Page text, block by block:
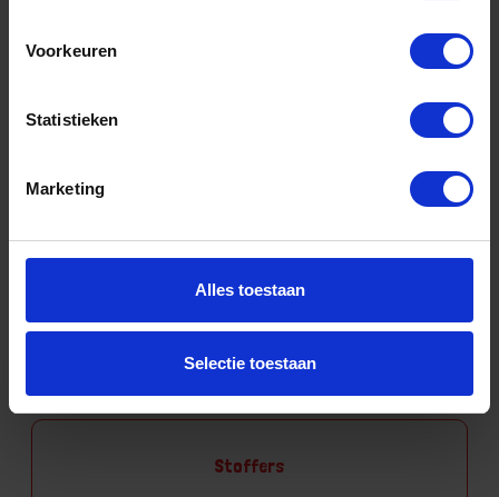
Voorkeuren
Statistieken
Marketing
Alles toestaan
Selectie toestaan
Stelen
Stoffers